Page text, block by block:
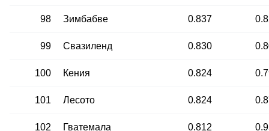
98 Зимбабве 0.837
99 Свазиленд 0.830
100 Кения 0.824
101 Лесото 0.824
102 Гватемала 0.812